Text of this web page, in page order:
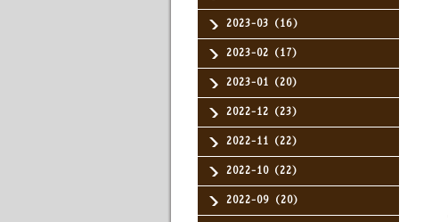
2023-03（16）
2023-02（17）
2023-01（20）
2022-12（23）
2022-11（22）
2022-10（22）
2022-09（20）